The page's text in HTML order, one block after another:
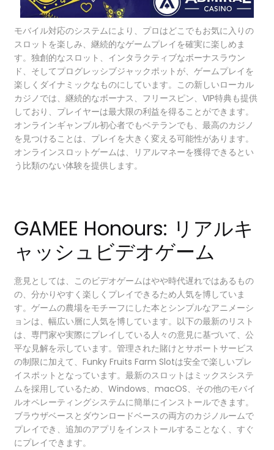
モバイル対応のシステムにより、プロはどこでもお気に入りの
スロットを楽しみ、継続的なゲームプレイを確実に楽しめま
す。独創的なスロット、インタラクティブなボーナスラウン
ド、そしてプログレッシブジャックポットが、ゲームプレイを
楽しくダイナミックなものにしています。この新しいローカル
カジノでは、継続的なボーナス、フリースピン、VIP特典も提供
しており、プレイヤーは最大限の利益を得ることができます。
オンラインギャンブル初心者でもベテランでも、最高のカジノ
を見つけることは、プレイを大きく変える可能性があります。
オンラインスロットゲームは、リアルマネーを獲得できるとい
う比類のない体験を提供します。
GAMEE Honours: リアルキ
ャッシュビデオゲーム
意見としては、このビデオゲームはやや時代遅れではあるもの
の、分かりやすく楽しくプレイできるため人気を博していま
す。ゲームの農場をモチーフにした本とシンプルなアニメーシ
ョンは、幅広い層に人気を博しています。以下の最新のリスト
は、専門家や実際にプレイしている人々の意見に基づいて、公
平な見解を示しています。管理された賭けとサポートサービス
の制限に加えて、Funky Fruits Farm Slotは安全で楽しいプレ
イスポットとなっています。最新のスロットはミックスシステ
ムを採用しているため、Windows、macOS、その他のモバイ
ルオペレーティングシステムに簡単にインストールできます。
ブラウザベースとダウンロードベースの両方のカジノルームで
プレイでき、追加のアプリをインストールすることなく、すぐ
にプレイできます。